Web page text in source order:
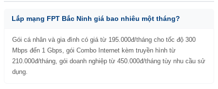
Lắp mạng FPT Bắc Ninh giá bao nhiêu một tháng?
Gói cá nhân và gia đình có giá từ 195.000đ/tháng cho tốc độ 300
Mbps đến 1 Gbps, gói Combo Internet kèm truyền hình từ
210.000đ/tháng, gói doanh nghiệp từ 450.000đ/tháng tùy nhu cầu sử
dụng.